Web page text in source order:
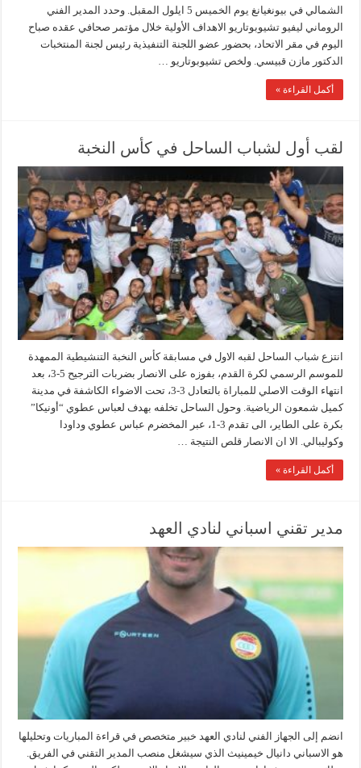
الشمالي في بيونغيانغ يوم الخميس 5 ايلول المقبل. وحدد المدير الفني
الروماني ليفيو تشيوبوتاريو الاهداف الأولية خلال مؤتمر صحافي عقده صباح
اليوم في مقر الاتحاد، بحضور عضو اللجنة التنفيذية رئيس لجنة المنتخبات
الدكتور مازن قبيسي. ولخص تشيوبوتاريو …
أكمل القراءة »
لقب أول لشباب الساحل في كأس النخبة
انتزع شباب الساحل لقبه الاول في مسابقة كأس النخبة التنشيطية الممهدة
للموسم الرسمي لكرة القدم، بفوزه على الانصار بضربات الترجيح 5-3، بعد
انتهاء الوقت الاصلي للمباراة بالتعادل 3-3، تحت الاضواء الكاشفة في مدينة
كميل شمعون الرياضية. وحول الساحل تخلفه بهدف لعباس عطوي “أونيكا”
بكرة على الطاير، الى تقدم 3-1، عبر المخضرم عباس عطوي وداودا
وكوليبالي. الا ان الانصار قلص النتيجة …
أكمل القراءة »
مدير تقني اسباني لنادي العهد
انضم إلى الجهاز الفني لنادي العهد خبير متخصص في قراءة المباريات وتحليلها
هو الاسباني دانيال خيمينيث الذي سيشغل منصب المدير التقني في الفريق.